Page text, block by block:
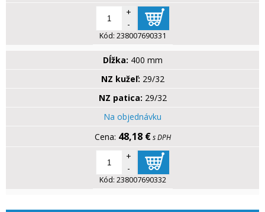
+
-
Kód: 238007690331
Dĺžka: 400 mm
NZ kužeľ: 29/32
NZ patica: 29/32
Na objednávku
48,18 € s DPH
+
-
Kód: 238007690332